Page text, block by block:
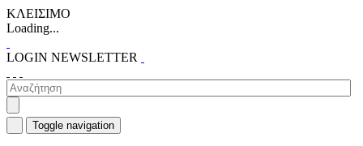
ΚΛΕΙΣΙΜΟ
Loading...
LOGIN NEWSLETTER
Toggle navigation